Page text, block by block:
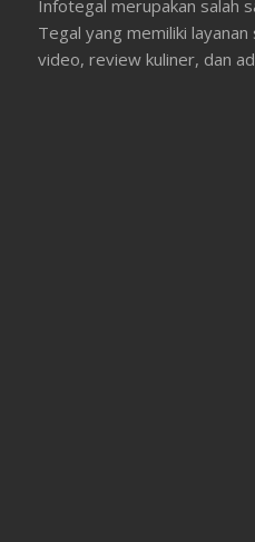
Infotegal merupakan salah
Tegal yang memiliki
video, review kuliner, dan